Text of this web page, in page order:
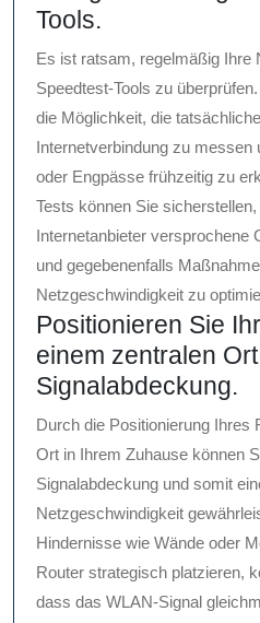
Tools.
Es ist ratsam, regelmäßig Ihre
Speedtest-Tools zu
die Möglichkeit, die
Internetverbindung zu messen
oder Engpässe frühzeitig zu
Tests können Sie
Internetanbieter versprochene
und gegebenenfalls
Netzgeschwindigkeit zu
Positionieren Sie
einem zentralen
Signalabdeckung.
Durch die Positionierung Ihres
Ort in Ihrem Zuhause können
Signalabdeckung und somit
Netzgeschwindigkeit
Hindernisse wie Wände oder
Router strategisch platzieren,
dass das WLAN-Signal